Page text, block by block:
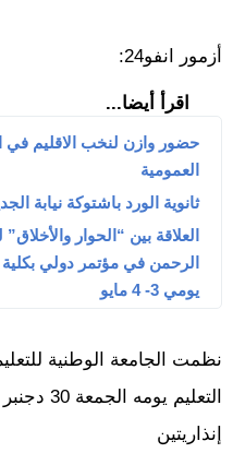
أزمور انفو24:
اقرأ أيضا...
حضور وازن لنخب الاقليم في
العمومية
ثانوية الورد باشتوكة نيابة
العلاقة بين “الحوار
الرحمن في مؤتمر دولي بكلية
يومي 3- 4 مايو
نظمت الجامعة الوطنية
إنذاريتين